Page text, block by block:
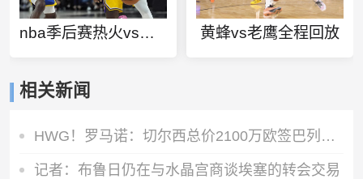
nba季后赛热火vs凯尔特 黄蜂vs老鹰全程回放
相关新闻
HWG！罗马诺：切尔西总价2100万欧签巴列卡诺28岁左后卫查瓦里亚
记者：布鲁日仍在与水晶宫商谈埃塞的转会交易